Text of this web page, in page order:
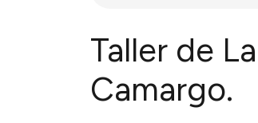
Taller de
Camargo.